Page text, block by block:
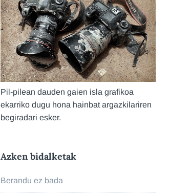
Pil-pilean dauden gaien isla grafikoa
ekarriko dugu hona hainbat argazkilariren
begiradari esker.
Azken bidalketak
Berandu ez bada